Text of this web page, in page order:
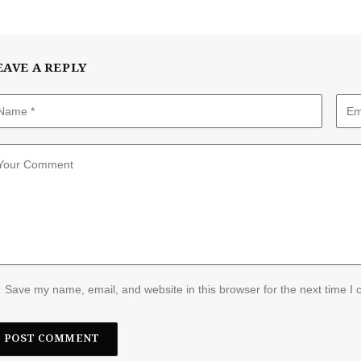
A REPLY
Save my name, email, and website in this browser for the next time I